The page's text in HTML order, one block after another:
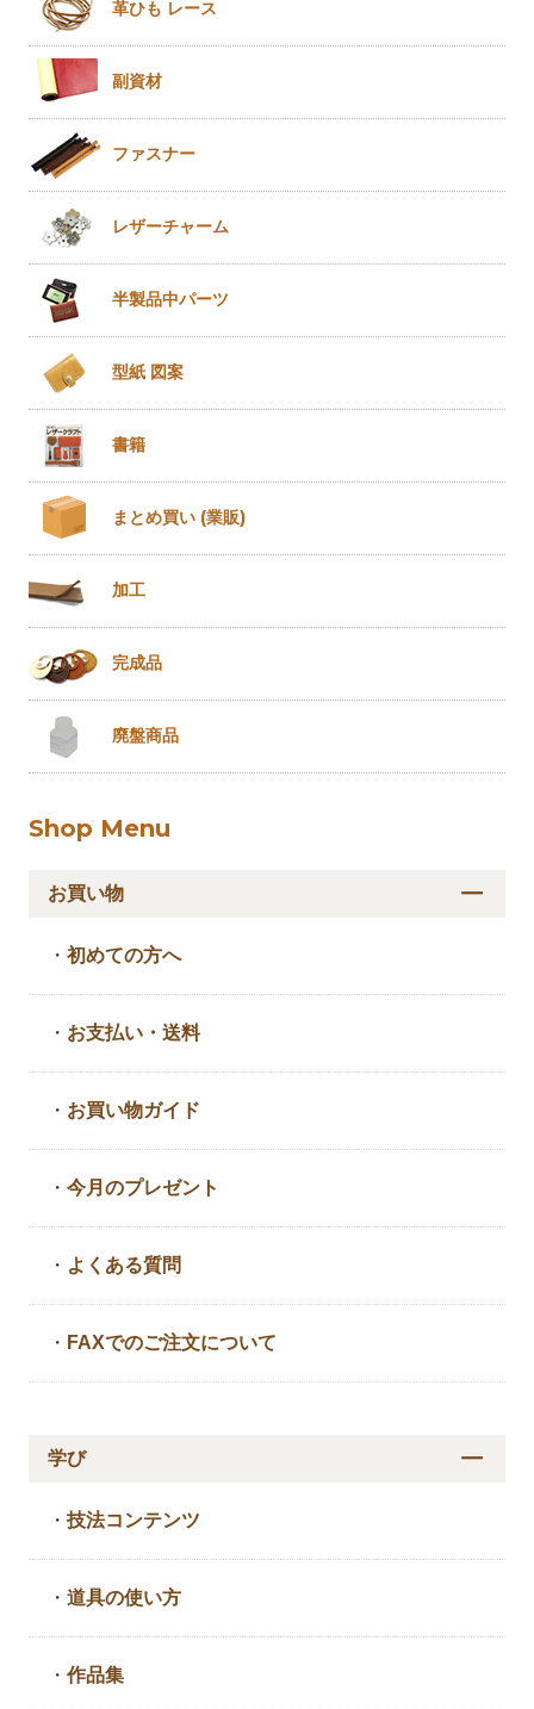
革ひも レース
副資材
ファスナー
レザーチャーム
半製品中パーツ
型紙 図案
書籍
まとめ買い (業販)
加工
完成品
廃盤商品
Shop Menu
お買い物
・初めての方へ
・ お支払い・送料
・ お買い物ガイド
・今月のプレゼント
・ よくある質問
・ FAXでのご注文について
学び
・技法コンテンツ
・道具の使い方
・作品集